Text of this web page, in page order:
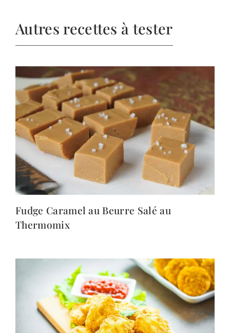
Autres recettes à tester
Fudge Caramel au Beurre Salé au
Thermomix